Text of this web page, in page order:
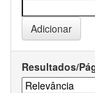
Resultados/